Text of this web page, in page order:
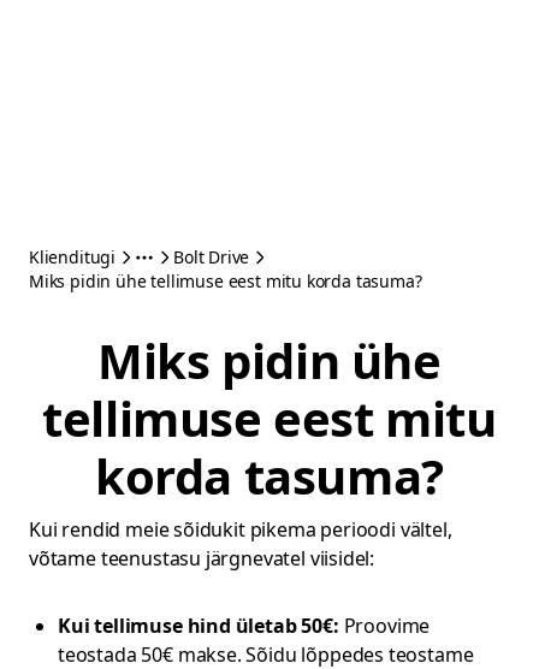
Klienditugi
Bolt Drive
Miks pidin ühe tellimuse eest mitu korda tasuma?
Miks pidin ühe
tellimuse eest mitu
korda tasuma?
Kui rendid meie sõidukit pikema perioodi vältel,
võtame teenustasu järgnevatel viisidel:
Kui tellimuse hind ületab 50€: Proovime
teostada 50€ makse. Sõidu lõppedes teostame